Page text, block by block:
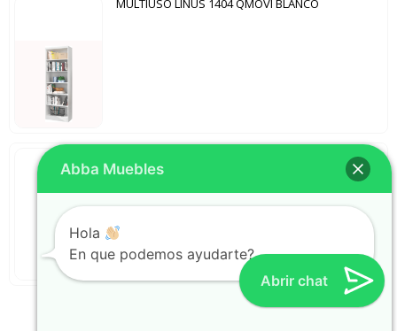
MULTIUSO LINUS 1404 QMOVI BLANCO
MULTIUSO LIBRERO CON 2 CAJONES 3420 QMOVI EBANO TEX
Abrir chat
Abba Muebles
Hola
En que podemos ayudarte?